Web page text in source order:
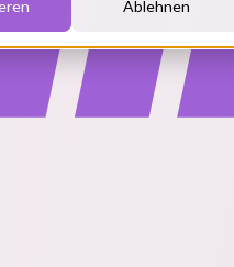
Ablehnen